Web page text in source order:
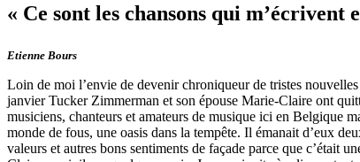
« Ce sont les chansons qui m’écrivent
Etienne Bours
Loin de moi l’envie de devenir chroniqueur de tristes
janvier Tucker Zimmerman et son épouse Marie-Claire ont
musiciens, chanteurs et amateurs de musique ici en Belgique
monde de fous, une oasis dans la tempête. Il émanait d’eux
valeurs et autres bons sentiments de façade parce que c’était